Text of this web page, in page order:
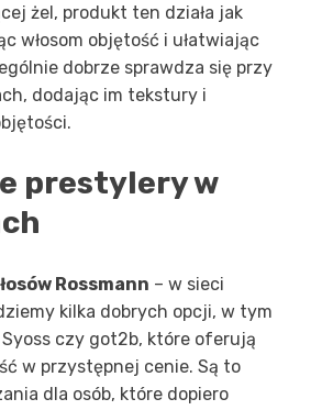
żel, produkt ten działa jak
włosom objętość i ułatwiając
dobrze sprawdza się przy
dodając im tekstury i
prestylery w
Rossmann – w sieci
kilka dobrych opcji, w tym
czy got2b, które oferują
w przystępnej cenie. Są to
dla osób, które dopiero